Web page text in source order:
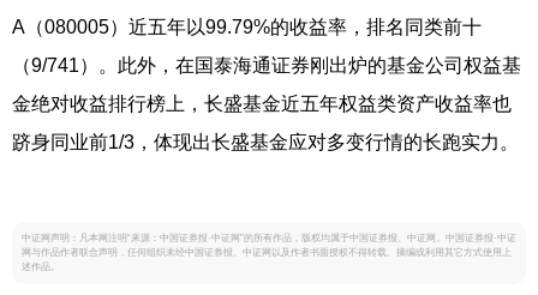
A（080005）近五年以99.79%的收益率，排名同类前十
（9/741）。此外，在国泰海通证券刚出炉的基金公司权益基
金绝对收益排行榜上，长盛基金近五年权益类资产收益率也
跻身同业前1/3，体现出长盛基金应对多变行情的长跑实力。
中证网声明：凡本网注明“来源：中国证券报·中证网”的所有作品，版权均属于中国证券报、中证网。中国证券报·中证
网与作品作者联合声明，任何组织未经中国证券报、中证网以及作者书面授权不得转载、摘编或利用其它方式使用上
述作品。